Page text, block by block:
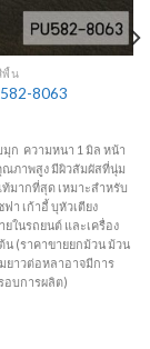
พื้น
8063
มุก ความหนา 1 มิล หน้า
ณภาพสูง มีผิวสัมผัสที่นุ่ม
มากที่สุด เหมาะสำหรับ
า เก้าอี้ บุหัวเตียง
ยในรถยนต์ และเครื่อง
น (ราคาขายยกม้วน ม้วน
ยาวต่อหลาอาจมีการ
อบการผลิต)